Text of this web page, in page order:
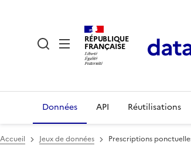
RÉPUBLIQUE
FRANÇAISE
Données API Réutilisations
Accueil Jeux de données Prescriptions